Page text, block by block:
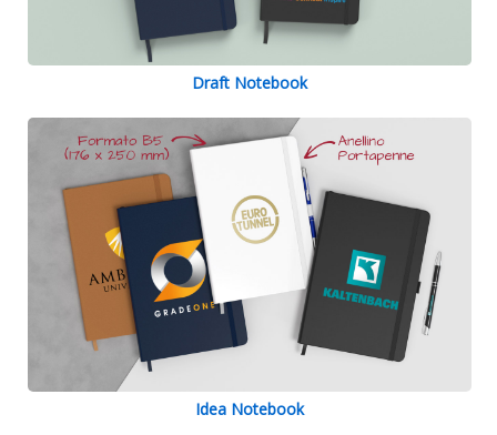
Draft Notebook
Idea Notebook